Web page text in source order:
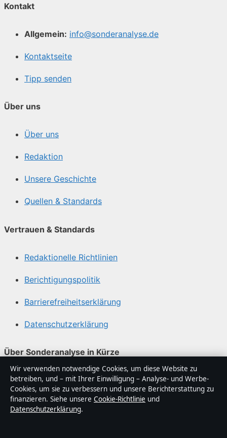
Kontakt
Allgemein: info@sonderanalyse.de
Kontaktseite
Tipp senden
Über uns
Über uns
Redaktion
Unsere Geschichte
Quellen & Standards
Vertrauen & Standards
Redaktionelle Richtlinien
Berichtigungspolitik
Barrierefreiheitserklärung
Datenschutzerklärung
Über Sonderanalyse in Kürze
Sonderanalyse ist ein unabhängiger digitaler
Nachrichtenanbieter mit Fokus auf Politik, Wirtschaft,
Technik und Gesellschaft in Deutschland. Jeder Artikel
trägt eine Byline, wird von einem Redakteur geprüft und
Wir verwenden notwendige Cookies, um diese Website zu
betreiben, und – mit Ihrer Einwilligung – Analyse- und Werbe-
Cookies, um sie zu verbessern und unsere Berichterstattung zu
finanzieren. Siehe unsere Cookie-Richtlinie und
Datenschutzerklärung.